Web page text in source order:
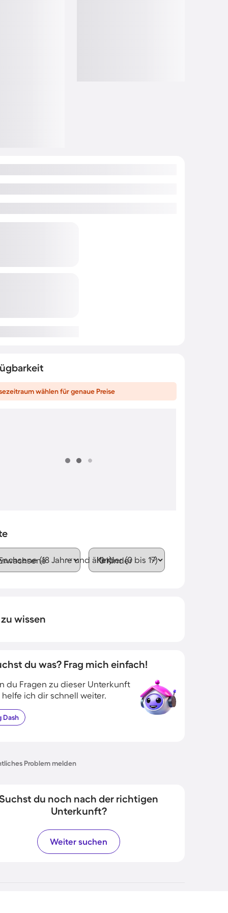
wählen für genaue Preise
(18 Jahre und älter)Kinder (0 bis 17)
wissen
du was? Frag mich einfach!
du Fragen zu dieser Unterkunft
helfe ich dir schnell weiter.
Dash
Problem melden
du noch nach der richtigen
Unterkunft?
Weiter suchen